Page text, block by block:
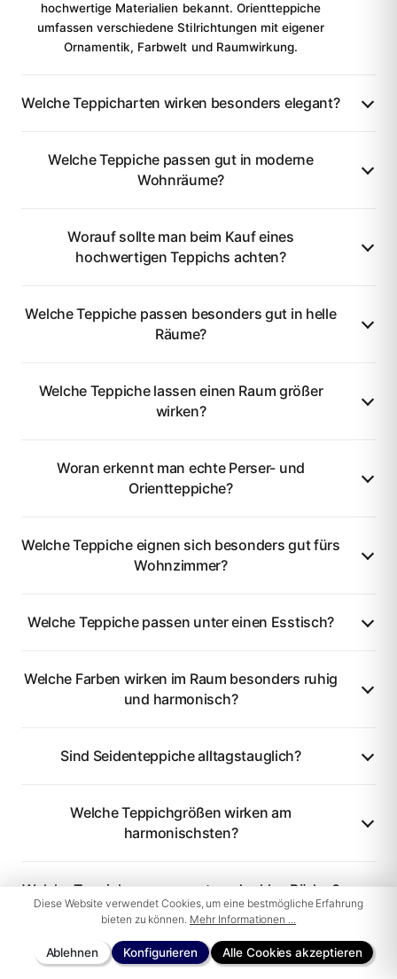
hochwertige Materialien bekannt. Orientteppiche
umfassen verschiedene Stilrichtungen mit eigener
Ornamentik, Farbwelt und Raumwirkung.
Welche Teppicharten wirken besonders elegant?
Welche Teppiche passen gut in moderne
Wohnräume?
Worauf sollte man beim Kauf eines
hochwertigen Teppichs achten?
Welche Teppiche passen besonders gut in helle
Räume?
Welche Teppiche lassen einen Raum größer
wirken?
Woran erkennt man echte Perser- und
Orientteppiche?
Welche Teppiche eignen sich besonders gut fürs
Wohnzimmer?
Welche Teppiche passen unter einen Esstisch?
Welche Farben wirken im Raum besonders ruhig
und harmonisch?
Sind Seidenteppiche alltagstauglich?
Welche Teppichgrößen wirken am
harmonischsten?
Welche Teppiche passen gut zu dunklen Böden?
Diese Website verwendet Cookies, um eine bestmögliche Erfahrung
bieten zu können. Mehr Informationen ...
Ablehnen Konfigurieren Alle Cookies akzeptieren